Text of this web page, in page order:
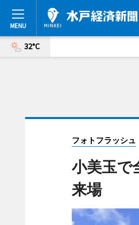
32°C
フォトフラッシュ
小美玉
来場